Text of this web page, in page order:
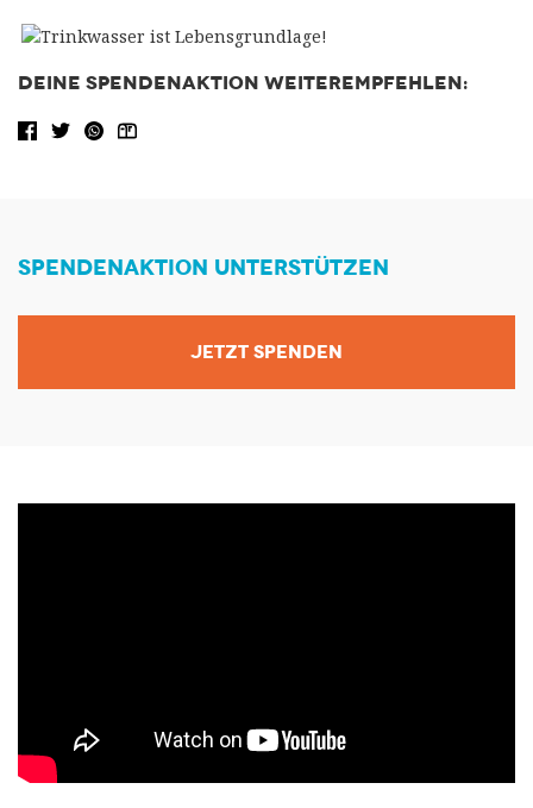
DEINE SPENDENAKTION WEITEREMPFEHLEN:
Facebook share
SPENDENAKTION UNTERSTÜTZEN
JETZT SPENDEN